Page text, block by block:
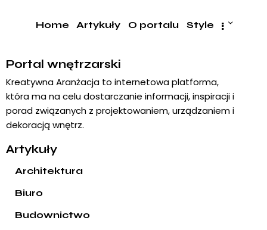
Home Artykuły O portalu Style
Portal wnętrzarski
Kreatywna Aranżacja to internetowa platforma,
która ma na celu dostarczanie informacji, inspiracji i
porad związanych z projektowaniem, urządzaniem i
dekoracją wnętrz.
Artykuły
Architektura
Biuro
Budownictwo